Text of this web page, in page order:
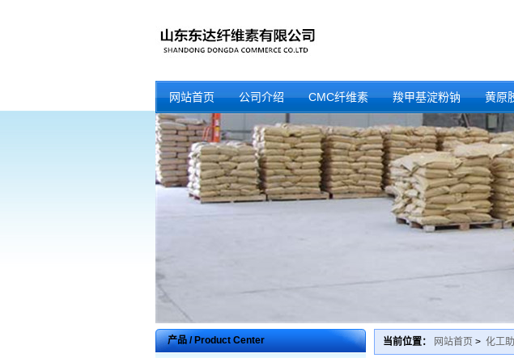
网站首页 公司介绍 CMC纤维素 羧甲基淀粉钠 黄原
产品 / Product Center 当前位置： 网站首页 > 化工